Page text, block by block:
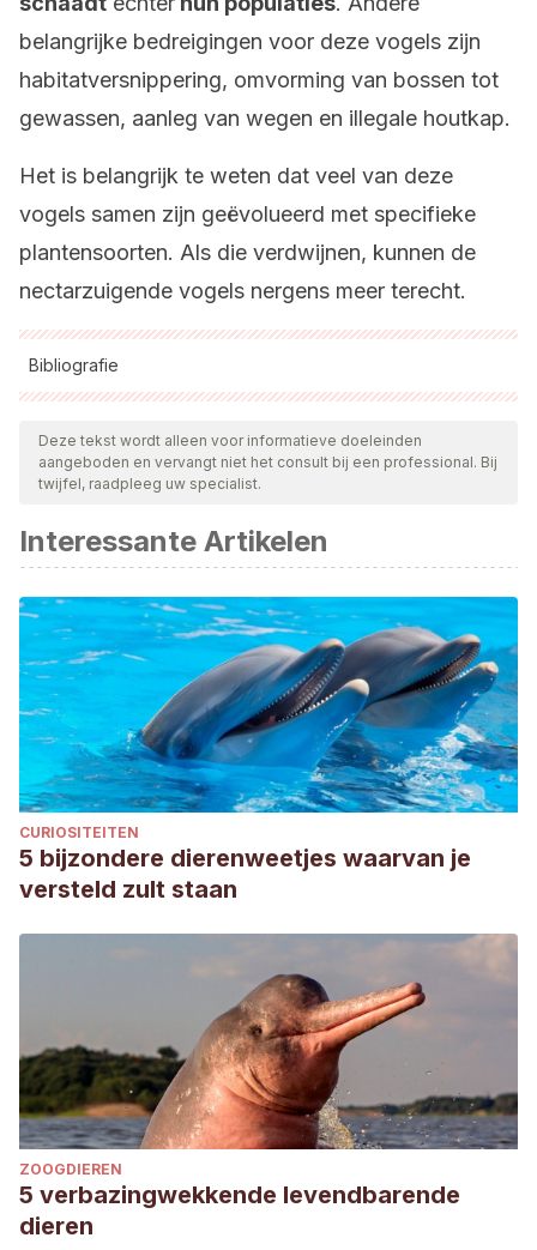
belangrijke bedreigingen voor deze vogels zijn
habitatversnippering, omvorming van bossen tot
gewassen, aanleg van wegen en illegale houtkap.
Het is belangrijk te weten dat veel van deze
vogels samen zijn geëvolueerd met specifieke
plantensoorten. Als die verdwijnen, kunnen de
nectarzuigende vogels nergens meer terecht.
Bibliografie
Alle aangehaalde bronnen zijn grondig gecontroleerd door
ons team om hun kwaliteit, betrouwbaarheid, actualiteit en
geldigheid te waarborgen. De bibliografie van dit artikel werd
BirdLife International. 2016.Phylidonyris novaehollandiae
The IUCN Red List of Threatened Species2016:
e.T22704361A93964734
BirdLife International. 2018.Nectarinia famosa.The IUCN
Red List of Threatened Species2018:
e.T22717979A132114939.
Estévez Varón, J. V., & Castaño-Villa, G. J. (2014). riQueZa y
aBundanCia de aVes fruGíVoras y neCtaríVoras en una
PlantaCiÓn de aliso (Alnus acuminata) y un BosQue
seCundario en los andes Centrales de ColoMBia.
CIENTÍFICO CENTRO DE MUSEOS MUSEO DE HISTORIA
Miller, R. S. (1937). The Helmeted Friar-bird.Emu-Austral
(4), 249-253.
SMITH-RAMÍREZ, C. E. C. I. L. I. A., & Armesto, J. J. (1998).
Nectarivoría y polinización por aves en Embothrium
coccineum (Proteaceae) en el bosque templado del sur
de Chile.Revista Chilena de Historia Natural,71(1), 51-63.
undefined. 2018.Cinnyris venustus.The IUCN Red List of
Threatened Species
Deze tekst wordt alleen voor informatieve doeleinden
aangeboden en vervangt niet het consult bij een professional. Bij
twijfel, raadpleeg uw specialist.
Interessante Artikelen
CURIOSITEITEN
5 bijzondere dierenweetjes waarvan je
versteld zult staan
ZOOGDIEREN
5 verbazingwekkende levendbarende
dieren